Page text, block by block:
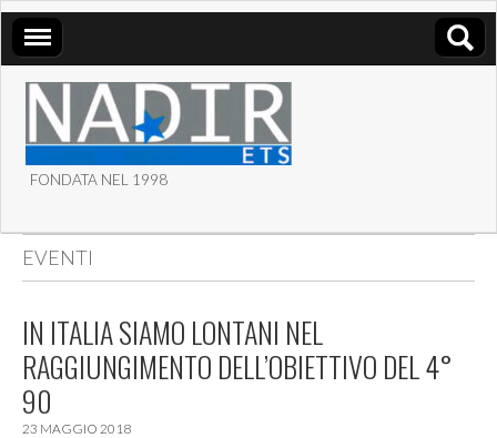
ASSOCIAZIONE NADIR
ETS
FONDATA NEL 1998
EVENTI
IN ITALIA SIAMO LONTANI NEL
RAGGIUNGIMENTO DELL’OBIETTIVO DEL 4°
90
23 MAGGIO 2018